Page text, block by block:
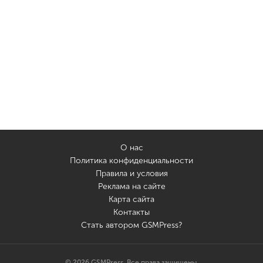
О нас
Политика конфиденциальности
Правила и условия
Реклама на сайте
Карта сайта
Контакты
Стать автором GSMPress?